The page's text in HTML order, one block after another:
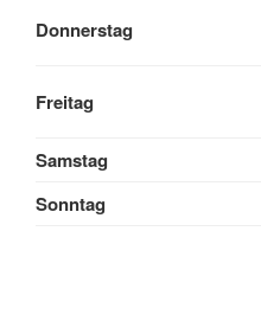
Donnerstag
Freitag
Samstag
Sonntag